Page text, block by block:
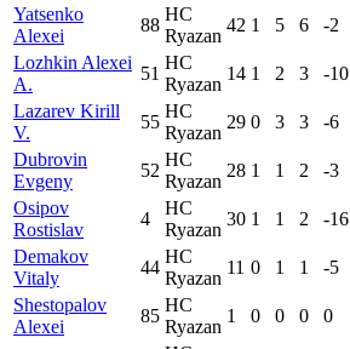
Yatsenko
Alexei
88
HC
Ryazan
42 1 5 6 -2
Lozhkin Alexei
A.
51
HC
Ryazan
14 1 2 3 -10
Lazarev Kirill
V.
55
HC
Ryazan
29 0 3 3 -6
Dubrovin
Evgeny
52
HC
Ryazan
28 1 1 2 -3
Osipov
Rostislav
4
HC
Ryazan
30 1 1 2 -16
Demakov
Vitaly
44
HC
Ryazan
11 0 1 1 -5
Shestopalov
Alexei
85
HC
Ryazan
1 0 0 0 0